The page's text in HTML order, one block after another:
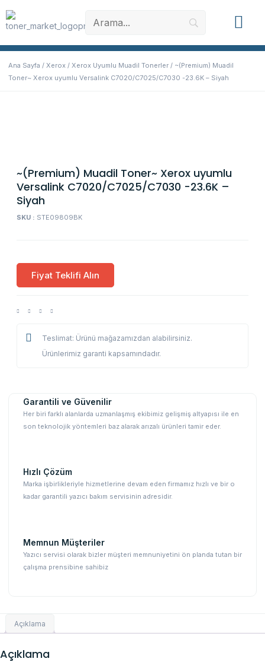
Ana Sayfa / Xerox / Xerox Uyumlu Muadil Tonerler / ~(Premium) Muadil
Toner~ Xerox uyumlu Versalink C7020/C7025/C7030 -23.6K – Siyah
~(Premium) Muadil Toner~ Xerox uyumlu
Versalink C7020/C7025/C7030 -23.6K –
Siyah
SKU : STE09809BK
Fiyat Teklifi Alın
Teslimat: Ürünü mağazamızdan alabilirsiniz.
Ürünlerimiz garanti kapsamındadır.
Garantili ve Güvenilir
Her biri farklı alanlarda uzmanlaşmış ekibimiz gelişmiş altyapısı ile en
son teknolojik yöntemleri baz alarak arızalı ürünleri tamir eder.
Hızlı Çözüm
Marka işbirlikleriyle hizmetlerine devam eden firmamız hızlı ve bir o
kadar garantili yazıcı bakım servisinin adresidir.
Memnun Müşteriler
Yazıcı servisi olarak bizler müşteri memnuniyetini ön planda tutan bir
çalışma prensibine sahibiz
Açıklama
Açıklama